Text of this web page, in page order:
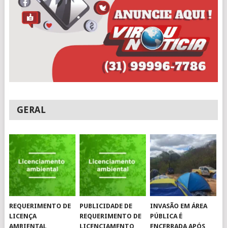
GERAL
REQUERIMENTO DE
LICENÇA
AMBIENTAL
PUBLICIDADE DE
REQUERIMENTO DE
LICENCIAMENTO
INVASÃO EM ÁREA
PÚBLICA É
ENCERRADA APÓS